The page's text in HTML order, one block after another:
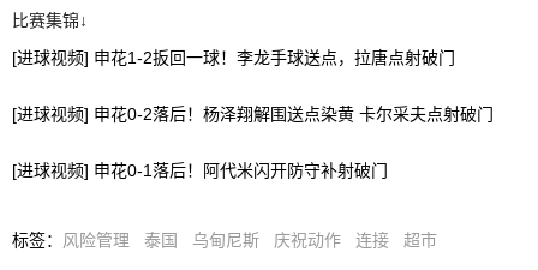
比赛集锦↓
[进球视频] 申花1-2扳回一球！李龙手球送点，拉唐点射破门
[进球视频] 申花0-2落后！杨泽翔解围送点染黄 卡尔采夫点射破门
[进球视频] 申花0-1落后！阿代米闪开防守补射破门
标签： 风险管理 泰国 乌甸尼斯 庆祝动作 连接 超市